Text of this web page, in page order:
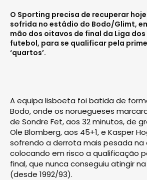
O Sporting precisa de recuperar
sofrida no estádio do Bodo/Glimt,
mão dos oitavos de final da Liga
futebol, para se qualificar pela
‘quartos’.
A equipa lisboeta foi batida de
Bodo, onde os noruegueses
de Sondre Fet, aos 32 minutos, de
Ole Blomberg, aos 45+1, e Kasper
sofrendo a derrota mais pesada na
colocando em risco a qualificação
final, que nunca conseguiu atingir na
(desde 1992/93).